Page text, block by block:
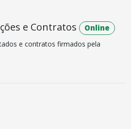
e Contratos Online
e contratos firmados pela